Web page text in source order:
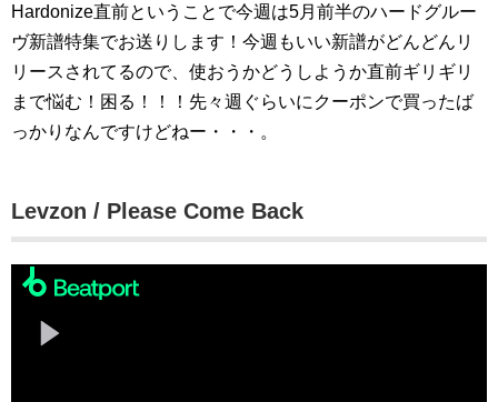
Hardonize直前ということで今週は5月前半のハードグルー
ヴ新譜特集でお送りします！今週もいい新譜がどんどんリ
リースされてるので、使おうかどうしようか直前ギリギリ
まで悩む！困る！！！先々週ぐらいにクーポンで買ったば
っかりなんですけどねー・・・。
Levzon / Please Come Back